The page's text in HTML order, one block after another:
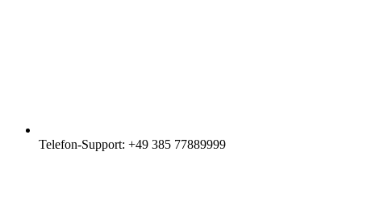
Telefon-Support: +49 385 77889999